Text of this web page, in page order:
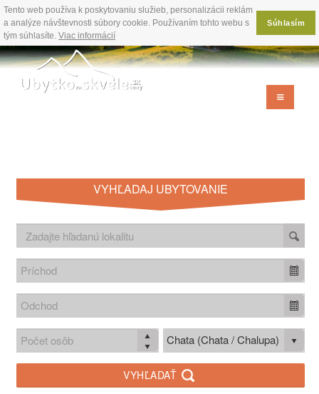
Tento web používa k poskytovaniu služieb, personalizácii reklám
a analýze návštevnosti súbory cookie. Používaním tohto webu s
tým súhlasíte. Viac informácií
Súhlasím
VYHĽADAJ UBYTOVANIE
Chata (Chata / Chalupa)
VYHĽADAŤ